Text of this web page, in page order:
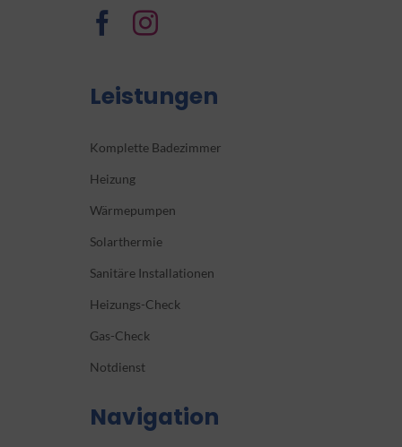
Leistungen
Komplette Badezimmer
Heizung
Wärmepumpen
Solarthermie
Sanitäre Installationen
Heizungs-Check
Gas-Check
Notdienst
Navigation